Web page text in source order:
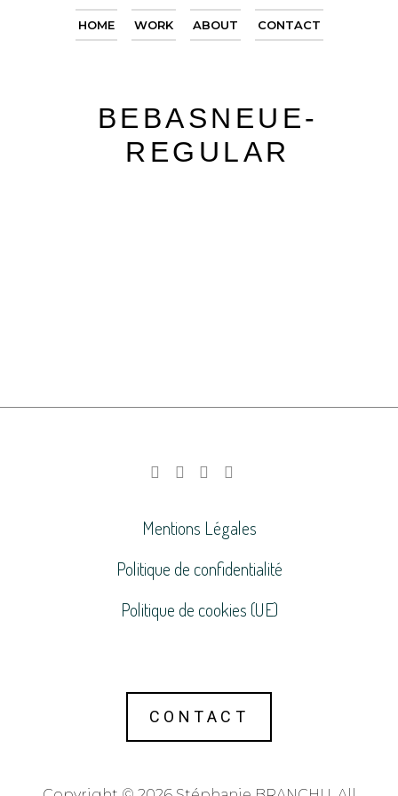
HOME WORK ABOUT CONTACT
BEBASNEUE-
REGULAR
Mentions Légales
Politique de confidentialité
Politique de cookies (UE)
CONTACT